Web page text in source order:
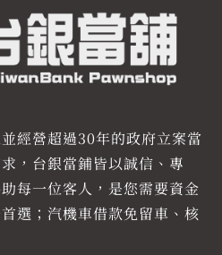
經營超過30年的政府立案當
，台銀當鋪皆以誠信、專
每一位客人，是您需要資金
選；汽機車借款免留車、核